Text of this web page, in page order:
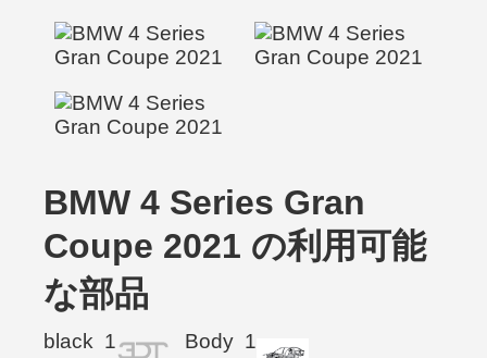
BMW 4 Series Gran
Coupe 2021 の利用可能
な部品
black 1 Body 1